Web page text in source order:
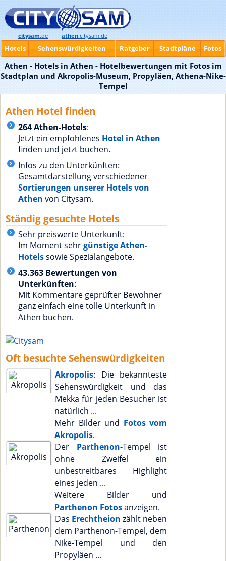
Athen - Hotels in Athen - Hotelbewertungen mit Fotos im
Stadtplan und Akropolis-Museum, Propyläen, Athena-Nike-
Tempel
Athen Hotel finden
264 Athen-Hotels:
Jetzt ein empfohlenes Hotel in Athen
finden und jetzt buchen.
Infos zu den Unterkünften:
Gesamtdarstellung verschiedener
Sortierungen unserer Hotels von
Athen von Citysam.
Ständig gesuchte Hotels
Sehr preiswerte Unterkunft:
Im Moment sehrgünstige Athen-
Hotelssowie Spezialangebote.
43.363 Bewertungen von
Unterkünften:
Mit Kommentare geprüfter Bewohner
ganz einfach eine tolle Unterkunft in
Athen buchen.
Oft besuchte Sehenswürdigkeiten
Akropolis: Die bekannteste
Sehenswürdigkeit und das
Mekka für jeden Besucher ist
natürlich ...
Mehr Bilder und Fotos vom
Akropolis.
Der Parthenon-Tempel ist
ohne Zweifel ein
unbestreitbares Highlight
eines jeden ...
Weitere Bilder und
Parthenon Fotosanzeigen.
Das Erechtheion zählt neben
dem Parthenon-Tempel, dem
Nike-Tempel und den
Propyläen ...
citysam.de athen.citysam.de
Hotels Sehenswürdigkeiten Ratgeber Stadtpläne Fotos